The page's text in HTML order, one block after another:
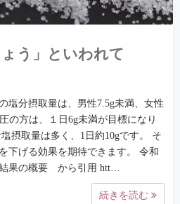
ょう」といわれて
塩分摂取量は、男性7.5g未満、女性
の方は、１日6g未満が目標になり
摂取量は多く、1日約10gです。 そ
下げる効果を期待できます。 令和
果の概要 から引用 htt…
続きを読む